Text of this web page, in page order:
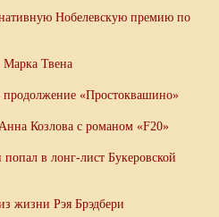
Нобелевскую премию по
Марка Твена
продолжение «Простоквашино»
Козлова с романом «F20»
в лонг-лист Букеровской
жизни Рэя Брэдбери